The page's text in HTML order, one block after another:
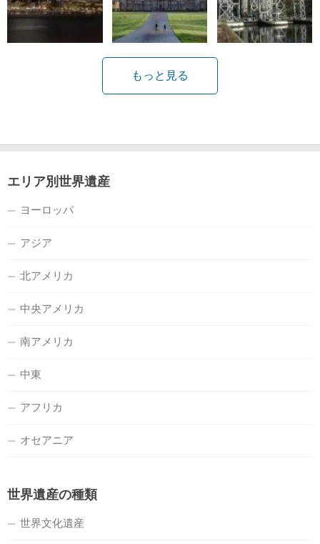
もっと見る
エリア別世界遺産
ヨーロッパ
アジア
北アメリカ
中央アメリカ
南アメリカ
中東
アフリカ
オセアニア
世界遺産の種類
世界文化遺産